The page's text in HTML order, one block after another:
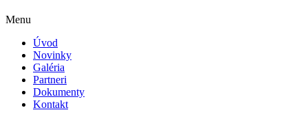
Menu
Úvod
Novinky
Galéria
Partneri
Dokumenty
Kontakt